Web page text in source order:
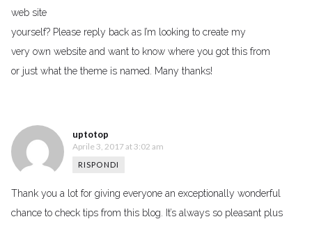
web site
yourself? Please reply back as I’m looking to create my
very own website and want to know where you got this from
or just what the theme is named. Many thanks!
uptotop
Aprile 3, 2017 at 3:02 am
RISPONDI
Thank you a lot for giving everyone an exceptionally wonderful
chance to check tips from this blog. It’s always so pleasant plus